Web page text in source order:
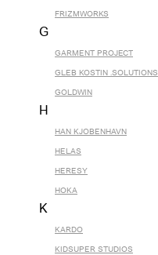
FRIZMWORKS
G
GARMENT PROJECT
GLEB KOSTIN .SOLUTIONS
GOLDWIN
H
HAN KJOBENHAVN
HELAS
HERESY
HOKA
K
KARDO
KIDSUPER STUDIOS